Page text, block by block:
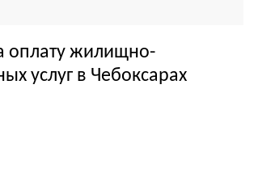
оплату жилищно-
услуг в Чебоксарах